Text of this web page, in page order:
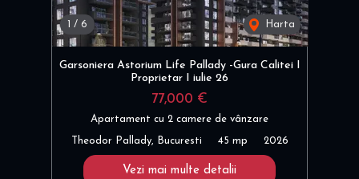
1 / 6 Harta
Garsoniera Astorium Life Pallady -Gura Calitei I
Proprietar I iulie 26
77,000 €
Apartament cu 2 camere de vânzare
Theodor Pallady, Bucuresti 45 mp 2026
Vezi mai multe detalii